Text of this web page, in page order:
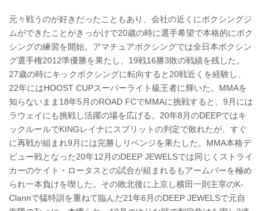
元々戦うのが好きだったこともあり、会社の近くにボクシングジ
ムができたことがきっかけで20歳の時に選手希望で本格的にボク
シングの練習を開始。アマチュアボクシングでは全日本ボクシン
グ選手権2012準優勝を果たし、19戦16勝3敗の戦績を残した。
27歳の時にキックボクシングに転向すると20戦近くを経験し、
22年にはHOOST CUPスーパーライト級王者に輝いた。MMAを
知らないまま18年5月のROAD FCでMMAに挑戦すると、9月には
ラウェイにも挑戦し活躍の場を広げる。20年8月のDEEPではキ
ックルールでKINGレイナにスプリットの判定で敗れたが、すぐ
に再戦が組まれ9月には完勝しリベンジを果たした。MMA本格デ
ビュー戦となった20年12月のDEEP JEWELSでは同じくストライ
カーのケイト・ロータスとの試合が組まれるもアームバーを極め
られ一本負けを喫した。その敗北後に上京し横田一則主宰のK-
Clannで猛特訓を重ねて臨んだ21年6月のDEEP JEWELSで元自